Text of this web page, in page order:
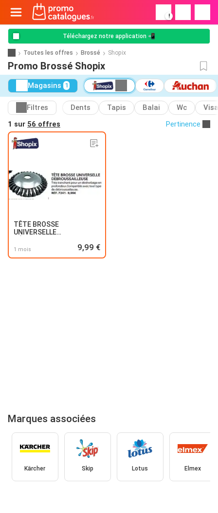
!
Téléchargez notre application 📲
Toutes les offres Brossé Shopix
Promo Brossé Shopix
Magasins 1
Filtres Dents Tapis Balai Wc
1 sur 56 offres Pertinence
TÊTE BROSSE
UNIVERSELLE
1 mois 9,99 €
Marques associées
Kärcher Skip Lotus Elmex